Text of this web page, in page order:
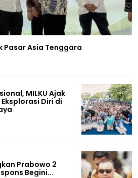
Asia Tenggara
MILKU Ajak
Diri di
Prabowo 2
Begini...